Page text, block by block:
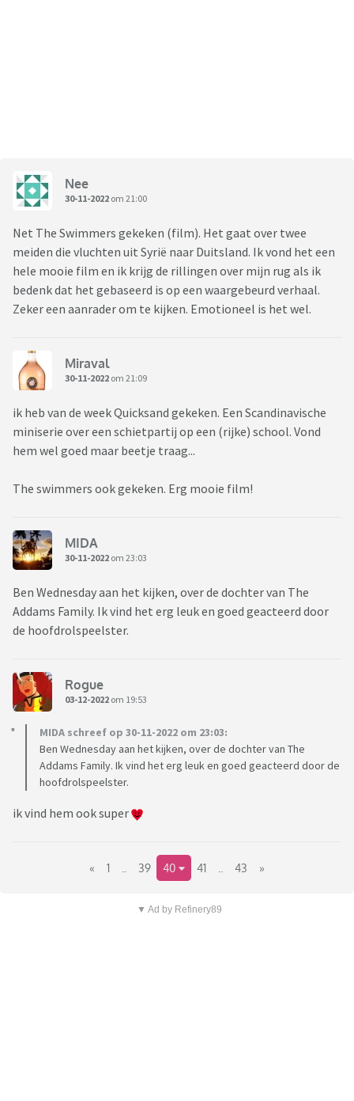
Nee
30-11-2022 om 21:00
Net The Swimmers gekeken (film). Het gaat over twee
meiden die vluchten uit Syrië naar Duitsland. Ik vond het een
hele mooie film en ik krijg de rillingen over mijn rug als ik
bedenk dat het gebaseerd is op een waargebeurd verhaal.
Zeker een aanrader om te kijken. Emotioneel is het wel.
Miraval
30-11-2022 om 21:09
ik heb van de week Quicksand gekeken. Een Scandinavische
miniserie over een schietpartij op een (rijke) school. Vond
hem wel goed maar beetje traag...
The swimmers ook gekeken. Erg mooie film!
MIDA
30-11-2022 om 23:03
Ben Wednesday aan het kijken, over de dochter van The
Addams Family. Ik vind het erg leuk en goed geacteerd door
de hoofdrolspeelster.
Rogue
03-12-2022 om 19:53
MIDA schreef op 30-11-2022 om 23:03:
Ben Wednesday aan het kijken, over de dochter van The
Addams Family. Ik vind het erg leuk en goed geacteerd door de
hoofdrolspeelster.
ik vind hem ook super
« 1 39 40 41 43 »
▼ Ad by Refinery89